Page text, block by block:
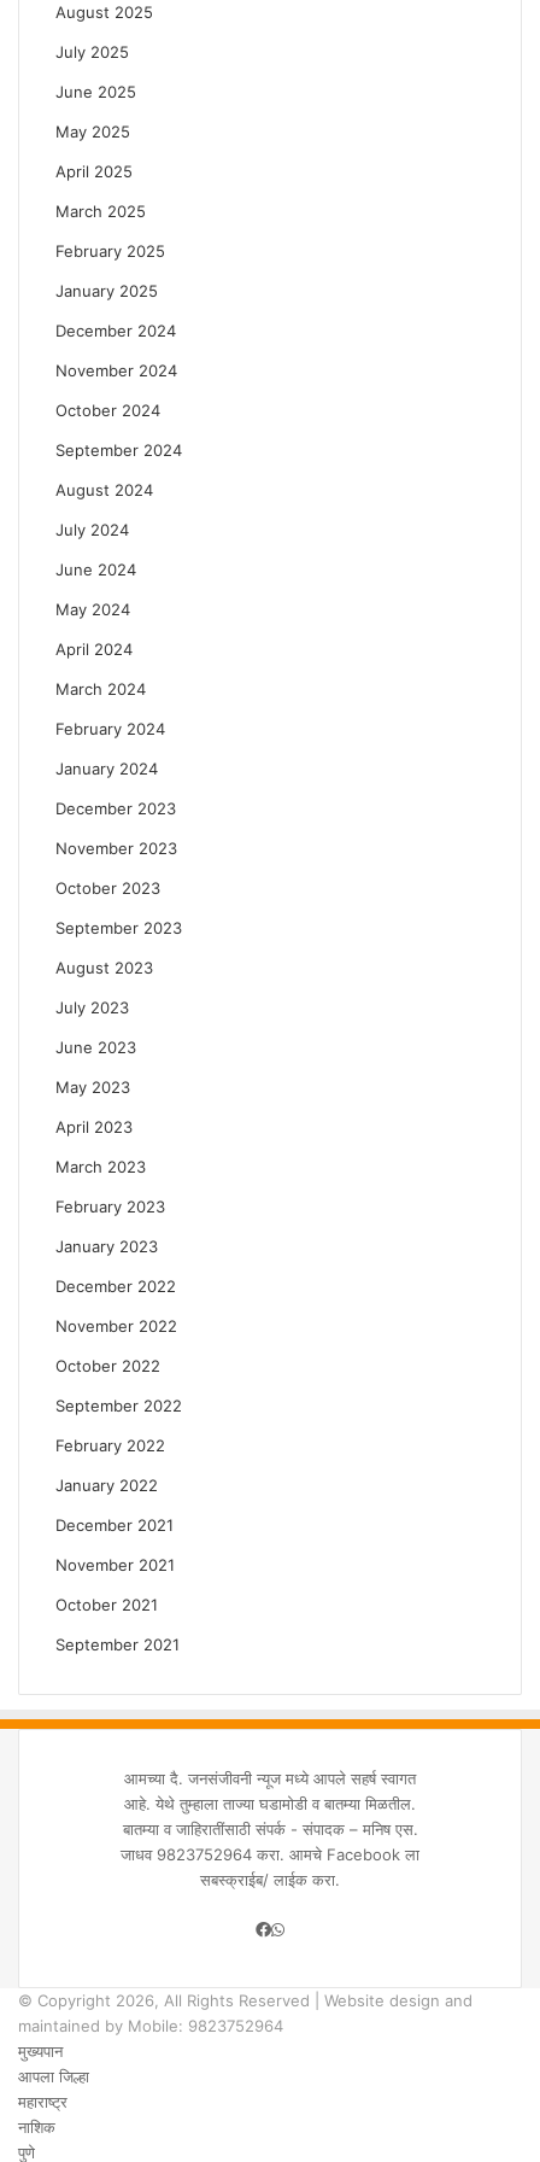
डें
)
प
का
य
यां
ची
क
ने
व
ड
ठा
ला
सा
August 2025
July 2025
June 2025
May 2025
April 2025
March 2025
February 2025
January 2025
December 2024
November 2024
October 2024
September 2024
August 2024
July 2024
June 2024
May 2024
April 2024
March 2024
February 2024
January 2024
December 2023
November 2023
October 2023
September 2023
August 2023
July 2023
June 2023
May 2023
April 2023
March 2023
February 2023
January 2023
December 2022
November 2022
October 2022
September 2022
February 2022
January 2022
December 2021
November 2021
October 2021
September 2021
आमच्या दै. जनसंजीवनी न्यूज मध्ये आपले सहर्ष स्वागत
आहे. येथे तुम्हाला ताज्या घडामोडी व बातम्या मिळतील.
बातम्या व जाहिरातींसाठी संपर्क - संपादक – मनिष एस.
जाधव 9823752964 करा. आमचे Facebook ला
सबस्क्राईब/ लाईक करा.
Facebook
© Copyright 2026, All Rights Reserved | Website design and
maintained by Mobile: 9823752964
मुख्यपान
आपला जिल्हा
महाराष्ट्र
नाशिक
पुणे